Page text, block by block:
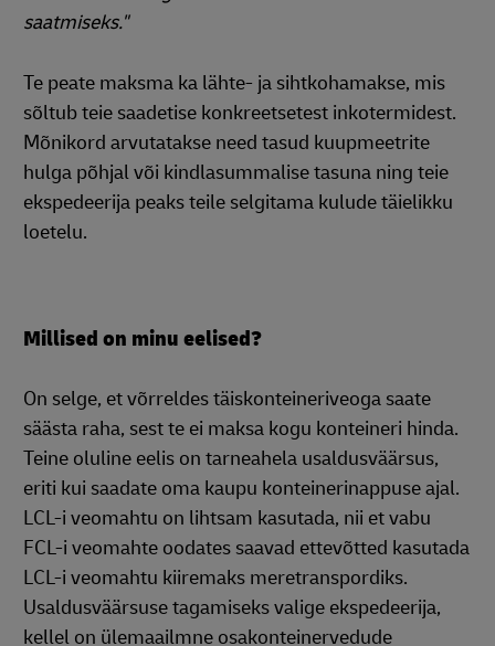
saatmiseks."
Te peate maksma ka lähte- ja sihtkohamakse, mis
sõltub teie saadetise konkreetsetest inkotermidest.
Mõnikord arvutatakse need tasud kuupmeetrite
hulga põhjal või kindlasummalise tasuna ning teie
ekspedeerija peaks teile selgitama kulude täielikku
loetelu.
Millised on minu eelised?
On selge, et võrreldes täiskonteineriveoga saate
säästa raha, sest te ei maksa kogu konteineri hinda.
Teine oluline eelis on tarneahela usaldusväärsus,
eriti kui saadate oma kaupu konteinerinappuse ajal.
LCL-i veomahtu on lihtsam kasutada, nii et vabu
FCL-i veomahte oodates saavad ettevõtted kasutada
LCL-i veomahtu kiiremaks meretranspordiks.
Usaldusväärsuse tagamiseks valige ekspedeerija,
kellel on ülemaailmne osakonteinervedude